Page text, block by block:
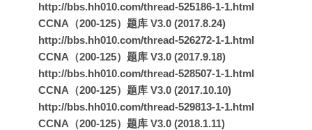
http://bbs.hh010.com/thread-525186-1-1.html
CCNA（200-125）题库 V3.0 (2017.8.24)
http://bbs.hh010.com/thread-526272-1-1.html
CCNA（200-125）题库 V3.0 (2017.9.18)
http://bbs.hh010.com/thread-528507-1-1.html
CCNA（200-125）题库 V3.0 (2017.10.10)
http://bbs.hh010.com/thread-529813-1-1.html
CCNA（200-125）题库 V3.0 (2018.1.11)